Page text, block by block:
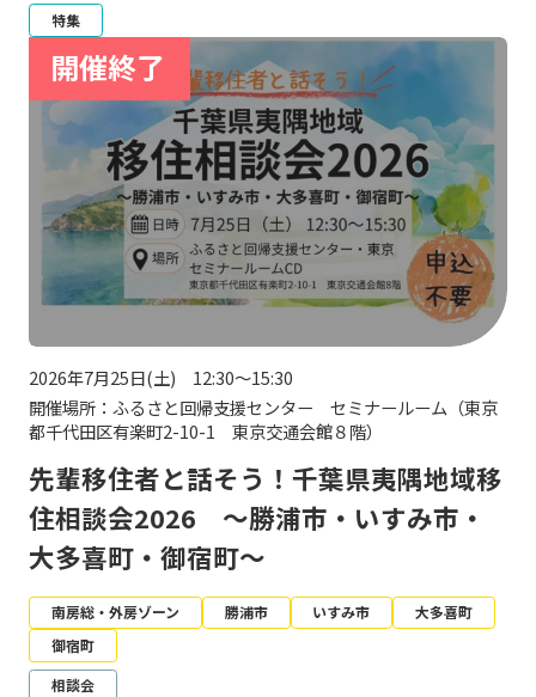
特集
2026年7月25日(土) 12:30～15:30
開催場所：ふるさと回帰支援センター セミナールーム（東京
都千代田区有楽町2-10-1 東京交通会館８階）
先輩移住者と話そう！千葉県夷隅地域移
住相談会2026 ～勝浦市・いすみ市・
大多喜町・御宿町～
南房総・外房ゾーン 勝浦市 いすみ市
大多喜町
御宿町
相談会